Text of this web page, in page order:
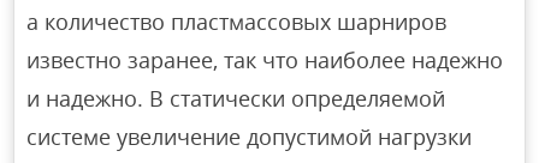
а количество пластмассовых шарниров
известно заранее, так что наиболее надежно
и надежно. В статически определяемой
системе увеличение допустимой нагрузки